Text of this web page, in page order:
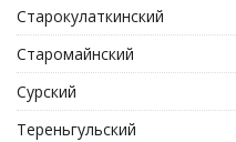
Старокулаткинский
Старомайнский
Сурский
Тереньгульский